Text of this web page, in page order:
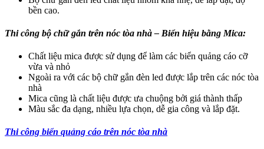
bền cao.
Thi công bộ chữ gắn trên nóc tòa nhà– Biển hiệu bằng Mica:
Chất liệu mica được sử dụng để làm các biển quảng cáo cỡ
vừa và nhỏ
Ngoài ra với các bộ chữ gắn đèn led được lắp trên các nóc tòa
nhà
Mica cũng là chất liệu được ưa chuộng bởi giá thành thấp
Màu sắc đa dạng, nhiều lựa chọn, dễ gia công và lắp đặt.
Thi công biển quảng cáo trên nóc tòa nhà